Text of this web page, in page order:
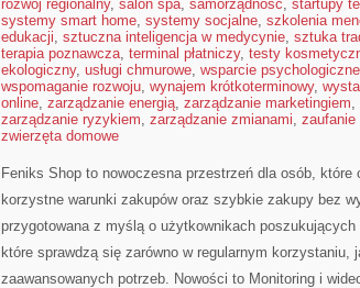
rozwój regionalny, salon spa, samorządność, startupy
systemy smart home, systemy socjalne, szkolenia
edukacji, sztuczna inteligencja w medycynie, sztuka
terapia poznawcza, terminal płatniczy, testy
ekologiczny, usługi chmurowe, wsparcie psychologiczne
wspomaganie rozwoju, wynajem krótkoterminowy,
online, zarządzanie energią, zarządzanie marketingiem,
zarządzanie ryzykiem, zarządzanie zmianami, zaufanie
zwierzęta domowe
Feniks Shop to nowoczesna przestrzeń dla osób, które
korzystne warunki zakupów oraz szybkie zakupy bez
przygotowana z myślą o użytkownikach
które sprawdzą się zarówno w regularnym korzystaniu,
zaawansowanych potrzeb. Nowości to Monitoring i